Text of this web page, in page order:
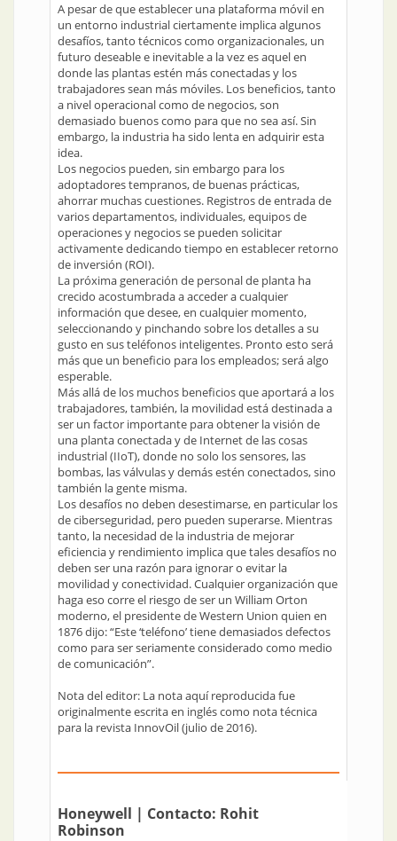
A pesar de que establecer una plataforma móvil en
un entorno industrial ciertamente implica algunos
desafíos, tanto técnicos como organizacionales, un
futuro deseable e inevitable a la vez es aquel en
donde las plantas estén más conectadas y los
trabajadores sean más móviles. Los beneficios, tanto
a nivel operacional como de negocios, son
demasiado buenos como para que no sea así. Sin
embargo, la industria ha sido lenta en adquirir esta
idea.
Los negocios pueden, sin embargo para los
adoptadores tempranos, de buenas prácticas,
ahorrar muchas cuestiones. Registros de entrada de
varios departamentos, individuales, equipos de
operaciones y negocios se pueden solicitar
activamente dedicando tiempo en establecer retorno
de inversión (ROI).
La próxima generación de personal de planta ha
crecido acostumbrada a acceder a cualquier
información que desee, en cualquier momento,
seleccionando y pinchando sobre los detalles a su
gusto en sus teléfonos inteligentes. Pronto esto será
más que un beneficio para los empleados; será algo
esperable.
Más allá de los muchos beneficios que aportará a los
trabajadores, también, la movilidad está destinada a
ser un factor importante para obtener la visión de
una planta conectada y de Internet de las cosas
industrial (IIoT), donde no solo los sensores, las
bombas, las válvulas y demás estén conectados, sino
también la gente misma.
Los desafíos no deben desestimarse, en particular los
de ciberseguridad, pero pueden superarse. Mientras
tanto, la necesidad de la industria de mejorar
eficiencia y rendimiento implica que tales desafíos no
deben ser una razón para ignorar o evitar la
movilidad y conectividad. Cualquier organización que
haga eso corre el riesgo de ser un William Orton
moderno, el presidente de Western Union quien en
1876 dijo: “Este ‘teléfono’ tiene demasiados defectos
como para ser seriamente considerado como medio
de comunicación”.
Nota del editor: La nota aquí reproducida fue
originalmente escrita en inglés como nota técnica
para la revista InnovOil (julio de 2016).
Honeywell | Contacto: Rohit
Robinson